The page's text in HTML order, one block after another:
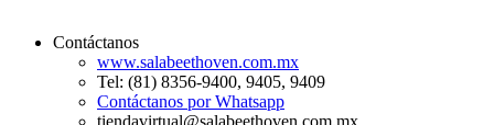
Contáctanos
www.salabeethoven.com.mx
Tel: (81) 8356-9400, 9405, 9409
Contáctanos por Whatsapp
tiendavirtual@salabeethoven.com.mx